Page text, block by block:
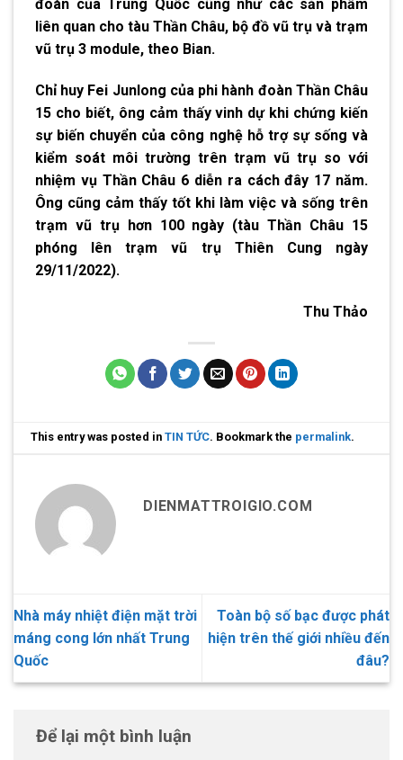
đoàn của Trung Quốc cũng như các sản phẩm
liên quan cho tàu Thần Châu, bộ đồ vũ trụ và trạm
vũ trụ 3 module, theo Bian.
Chỉ huy Fei Junlong của phi hành đoàn Thần Châu
15 cho biết, ông cảm thấy vinh dự khi chứng kiến
sự biến chuyển của công nghệ hỗ trợ sự sống và
kiểm soát môi trường trên trạm vũ trụ so với
nhiệm vụ Thần Châu 6 diễn ra cách đây 17 năm.
Ông cũng cảm thấy tốt khi làm việc và sống trên
trạm vũ trụ hơn 100 ngày (tàu Thần Châu 15
phóng lên trạm vũ trụ Thiên Cung ngày
29/11/2022).
Thu Thảo
This entry was posted inTIN TỨC. Bookmark the permalink.
DIENMATTROIGIO.COM
Nhà máy nhiệt điện mặt trời
máng cong lớn nhất Trung
Quốc
Toàn bộ số bạc được phát
hiện trên thế giới nhiều đến
đâu?
Để lại một bình luận